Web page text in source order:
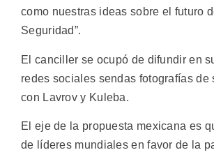
como nuestras ideas sobre el futuro
Seguridad”.
El canciller se ocupó de difundir en
redes sociales sendas fotografías de
con Lavrov y Kuleba.
El eje de la propuesta mexicana es
de líderes mundiales en favor de la